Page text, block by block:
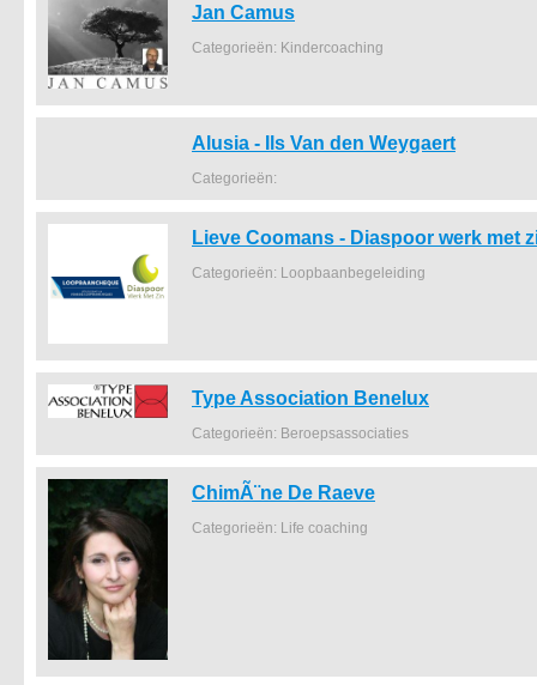
Jan Camus
Categorieën: Kindercoaching
Alusia - Ils Van den Weygaert
Categorieën:
Lieve Coomans - Diaspoor werk met
Categorieën: Loopbaanbegeleiding
Type Association Benelux
Categorieën: Beroepsassociaties
ChimÃ¨ne De Raeve
Categorieën: Life coaching